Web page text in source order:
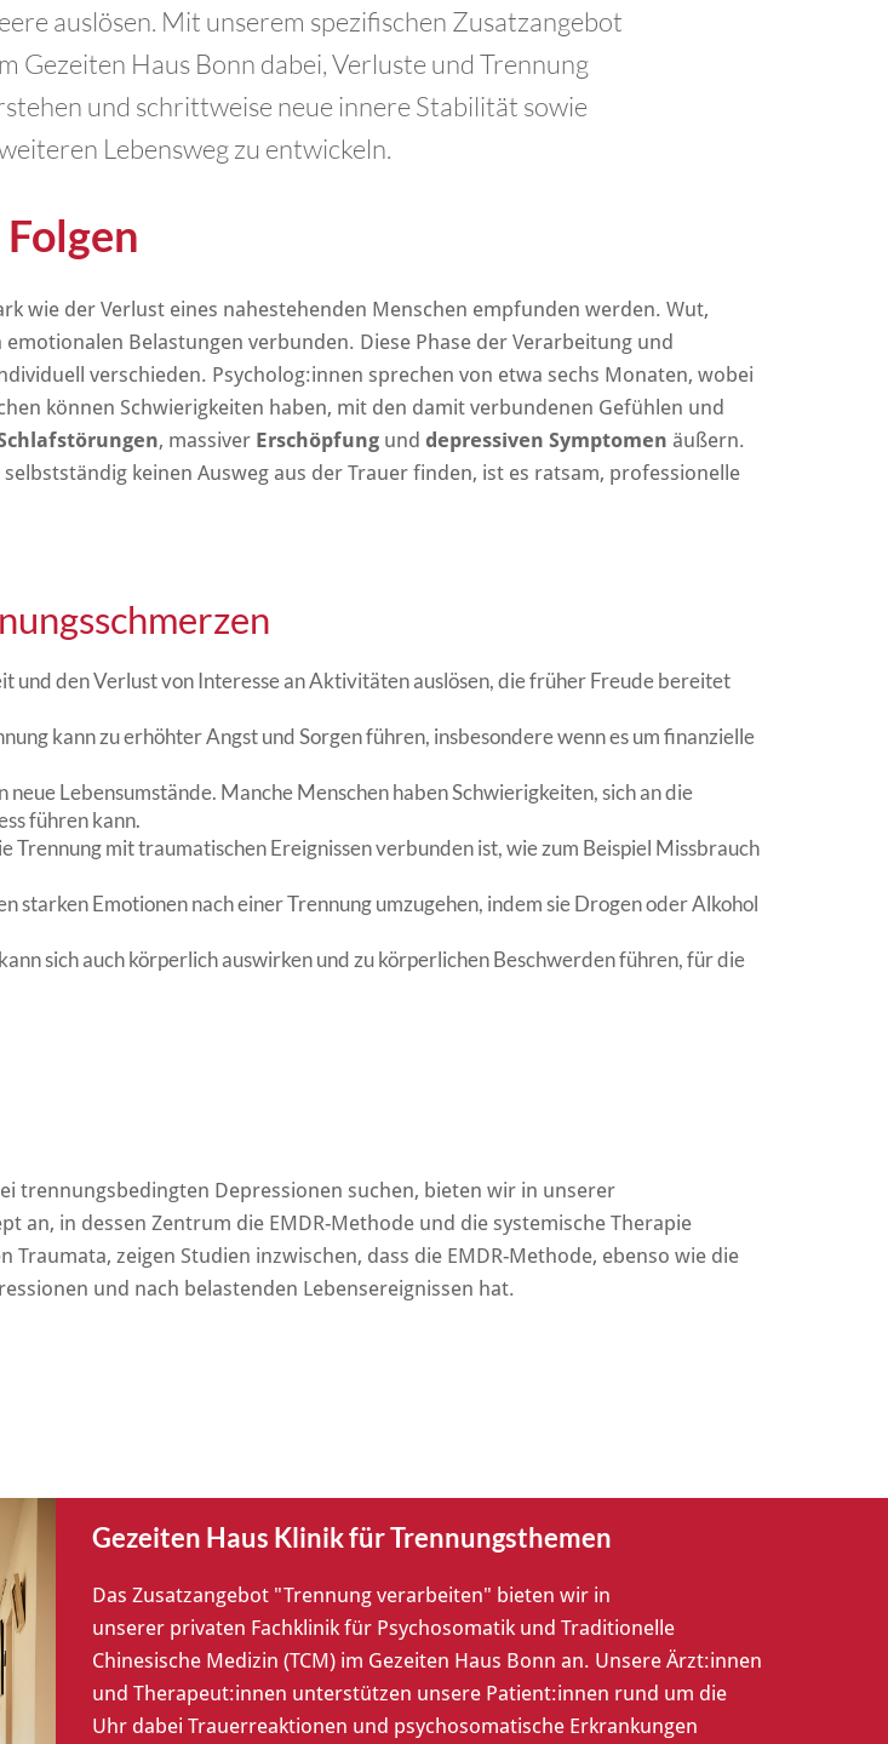
auslösen. Mit unserem spezifischen Zusatzangebot
Gezeiten Haus Bonn dabei, Verluste und Trennung
und schrittweise neue innere Stabilität sowie
Lebensweg zu entwickeln.
wie der Verlust eines nahestehenden Menschen empfunden werden. Wut,
Belastungen verbunden. Diese Phase der Verarbeitung und
verschieden. Psycholog:innen sprechen von etwa sechs Monaten, wobei
können Schwierigkeiten haben, mit den damit verbundenen Gefühlen und
, massiver Erschöpfung und depressiven Symptomen äußern.
keinen Ausweg aus der Trauer finden, ist es ratsam, professionelle
und den Verlust von Interesse an Aktivitäten auslösen, die früher Freude bereitet
kann zu erhöhter Angst und Sorgen führen, insbesondere wenn es um finanzielle
Lebensumstände. Manche Menschen haben Schwierigkeiten, sich an die
führen kann.
Trennung mit traumatischen Ereignissen verbunden ist, wie zum Beispiel Missbrauch
starken Emotionen nach einer Trennung umzugehen, indem sie Drogen oder Alkohol
sich auch körperlich auswirken und zu körperlichen Beschwerden führen, für die
trennungsbedingten Depressionen suchen, bieten wir in unserer
an, in dessen Zentrum die EMDR-Methode und die systemische Therapie
zeigen Studien inzwischen, dass die EMDR-Methode, ebenso wie die
und nach belastenden Lebensereignissen hat.
Gezeiten Haus Klinik für Trennungsthemen
Das Zusatzangebot "Trennung verarbeiten" bieten wir in
unserer privaten Fachklinik für Psychosomatik und Traditionelle
Chinesische Medizin (TCM) im Gezeiten Haus Bonn an. Unsere Ärzt:innen
und Therapeut:innen unterstützen unsere Patient:innen rund um die
Uhr dabei Trauerreaktionen und psychosomatische Erkrankungen